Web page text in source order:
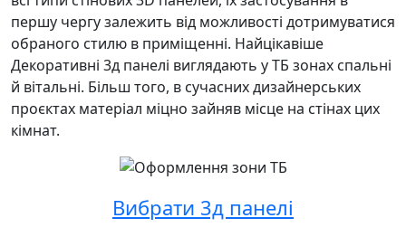
першу чергу залежить від можливості дотримуватися
обраного стилю в приміщенні. Найцікавіше
Декоративні 3д панелі виглядають у ТБ зонах спальні
й вітальні. Більш того, в сучасних дизайнерських
проєктах матеріал міцно зайняв місце на стінах цих
кімнат.
Вибрати 3д панелі